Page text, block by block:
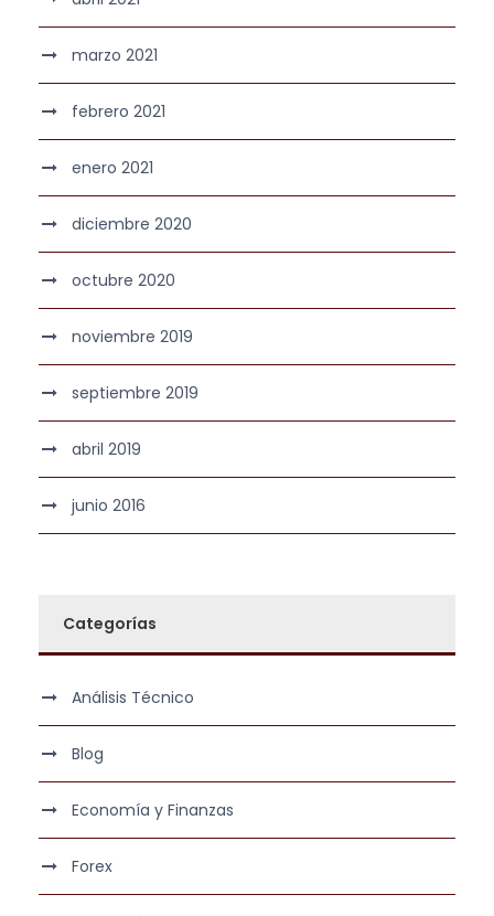
marzo 2021
febrero 2021
enero 2021
diciembre 2020
octubre 2020
noviembre 2019
septiembre 2019
abril 2019
junio 2016
Categorías
Análisis Técnico
Blog
Economía y Finanzas
Forex